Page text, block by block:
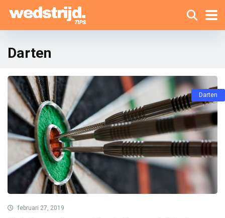
Darten
Darten
februari 27, 2019